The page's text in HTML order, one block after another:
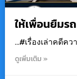
ให้เพื่อนยืมรถ
…#เรื่องเล่าคดีค
ดูเพิ่มเติม »